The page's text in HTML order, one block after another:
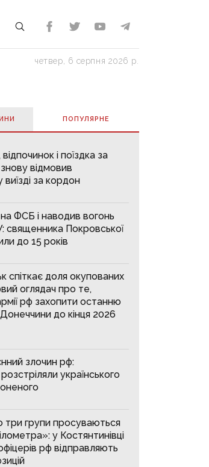
четвер, 6 серпня 2026 р.
ПОПУЛЯРНE
і поїздка за
відмовив
за кордон
ФСБ і наводив вогонь
священника Покровської
до 15 років
спіткає доля окупованих
оглядач про те,
рф захопити останню
до кінця 2026
злочин рф:
українського
групи просуваються
у Костянтинівці
рф відправляють